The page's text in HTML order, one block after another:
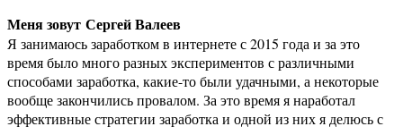
Меня зовут Сергей Валеев
Я занимаюсь заработком в интернете с 2015 года и за это
время было много разных экспериментов с различными
способами заработка, какие-то были удачными, а некоторые
вообще закончились провалом. За это время я наработал
эффективные стратегии заработка и одной из них я делюсь с